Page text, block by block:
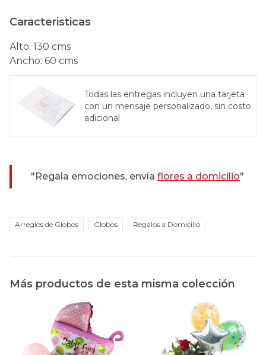
Caracteristicas
Alto: 130 cms
Ancho: 60 cms
Todas las entregas incluyen una tarjeta
con un mensaje personalizado, sin costo
adicional
"Regala emociones, envía flores a domicilio"
Arreglos de Globos Globos Regalos a Domicilio
Más productos de esta misma colección